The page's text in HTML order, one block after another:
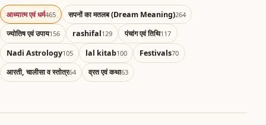
आध्यात्म एवं धर्म465 सपनों का मतलब (Dream Meaning)264
ज्योतिष एवं उपाय156 rashifal129 पंचांग एवं तिथि117
Nadi Astrology105 lal kitab100 Festivals70
आरती, चालीसा व स्तोत्र64 व्रत एवं कथा63